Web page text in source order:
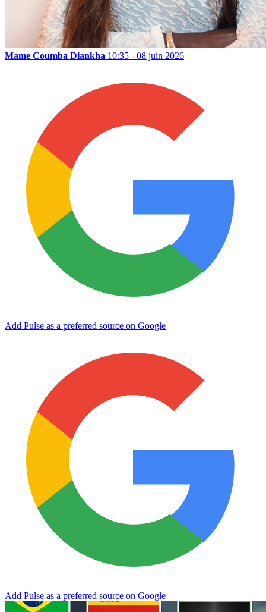
Mame Coumba Diankha 10:35 - 08 juin 2026
Add Pulse as a preferred source on Google
Add Pulse as a preferred source on Google